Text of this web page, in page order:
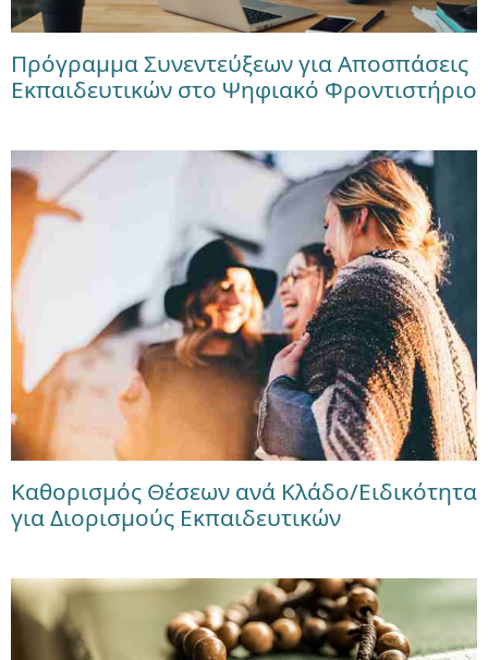
Πρόγραμμα Συνεντεύξεων για Αποσπάσεις
Εκπαιδευτικών στο Ψηφιακό Φροντιστήριο
Καθορισμός Θέσεων ανά Κλάδο/Ειδικότητα
για Διορισμούς Εκπαιδευτικών